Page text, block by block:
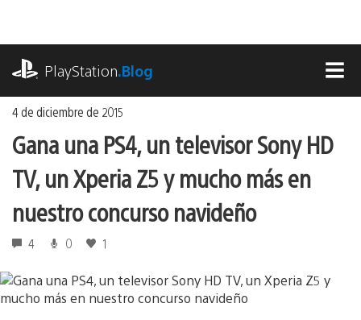
contenido
PlayStation.Blog
4 de diciembre de 2015
Gana una PS4, un televisor Sony HD
TV, un Xperia Z5 y mucho más en
nuestro concurso navideño
4 0 1